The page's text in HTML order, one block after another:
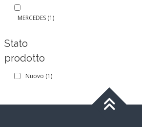
MERCEDES (1)
Stato
prodotto
Nuovo (1)